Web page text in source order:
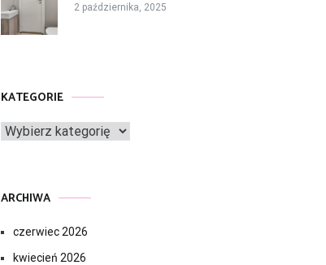
2 października, 2025
KATEGORIE
Kategorie
ARCHIWA
czerwiec 2026
kwiecień 2026